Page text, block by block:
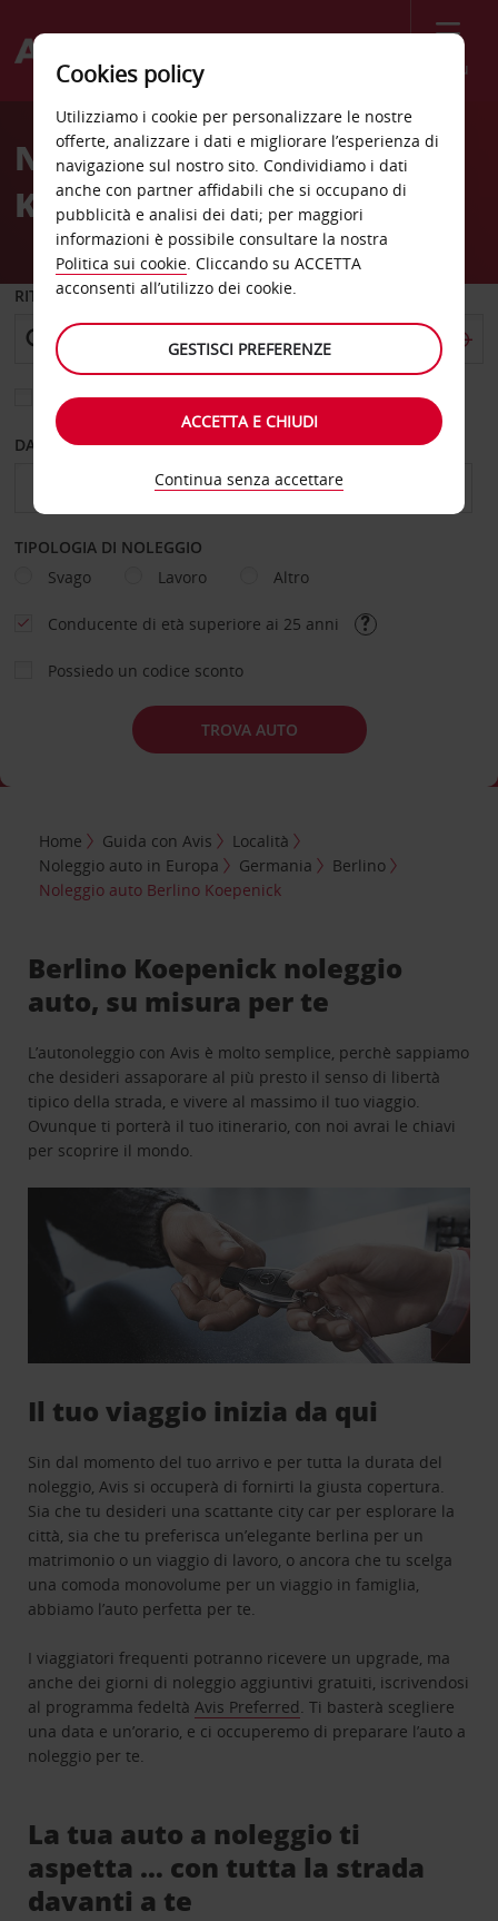
Menù
Welcome
AvisNoleggio auto Berlino
Koepenick
RITIRO DA
Scegli una località di riconsegna diversa
DAL GIORNO AL GIORNO
TIPOLOGIA DI NOLEGGIO
Svago
Lavoro Altro
Conducente di età superiore ai 25 anni
Possiedo un codice sconto
TROVA AUTO
Home Guida con Avis
Località
Noleggio auto in Europa
Germania
Berlino
Noleggio auto Berlino Koepenick
Berlino Koepenick noleggio
auto, su misura per te
L’autonoleggio con Avis è molto semplice, perchè sappiamo
che desideri assaporare al più presto il senso di libertà
tipico della strada, e vivere al massimo il tuo viaggio.
Ovunque ti porterà il tuo itinerario, con noi avrai le chiavi
per scoprire il mondo.
Il tuo viaggio inizia da qui
Sin dal momento del tuo arrivo e per tutta la durata del
noleggio, Avis si occuperà di fornirti la giusta copertura.
Sia che tu desideri una scattante city car per esplorare la
città, sia che tu preferisca un’elegante berlina per un
matrimonio o un viaggio di lavoro, o ancora che tu scelga
una comoda monovolume per un viaggio in famiglia,
abbiamo l’auto perfetta per te.
I viaggiatori frequenti potranno ricevere un upgrade, ma
anche dei giorni di noleggio aggiuntivi gratuiti, iscrivendosi
al programma fedeltàAvis Preferred. Ti basterà scegliere
una data e un’orario, e ci occuperemo di preparare l’auto a
noleggio per te.
La tua auto a noleggio ti
aspetta … con tutta la strada
davanti a te
Cookies policy
Utilizziamo i cookie per personalizzare le nostre
offerte, analizzare i dati e migliorare l’esperienza di
navigazione sul nostro sito. Condividiamo i dati
anche con partner affidabili che si occupano di
pubblicità e analisi dei dati; per maggiori
informazioni è possibile consultare la nostra
Politica sui cookie. Cliccando su ACCETTA
acconsenti all’utilizzo dei cookie.
GESTISCI PREFERENZE
ACCETTA E CHIUDI
Continua senza accettare